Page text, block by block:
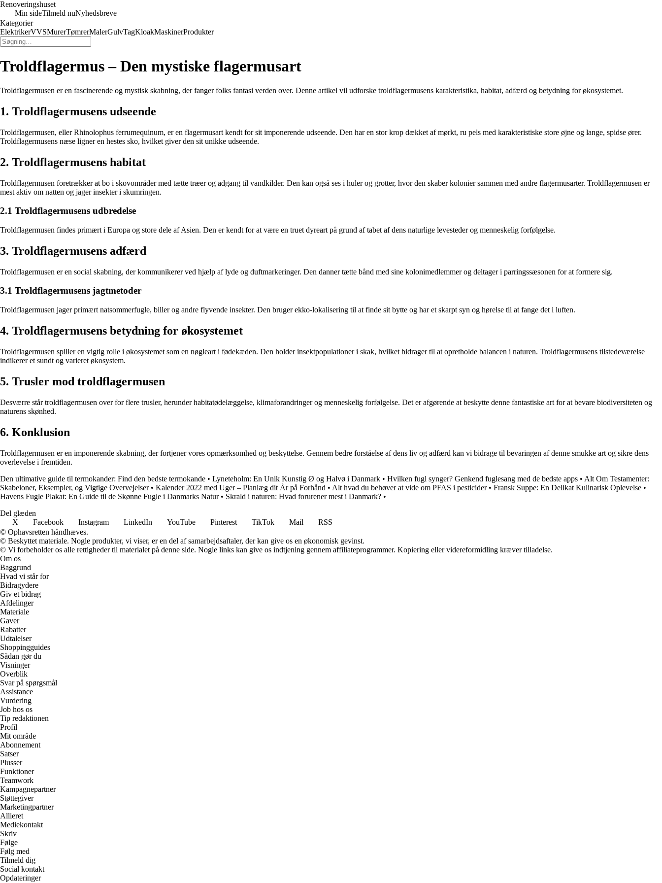
Renoveringshuset
Min sideTilmeld nuNyhedsbreve
Kategorier
ElektrikerVVSMurerTømrerMalerGulvTagKloakMaskinerProdukter
Troldflagermus – Den mystiske flagermusart
Troldflagermusen er en fascinerende og mystisk skabning, der fanger folks fantasi verden over. Denne artikel vil udforske troldflagermusens karakteristika, habitat, adfærd og betydning for økosystemet.
1. Troldflagermusens udseende
Troldflagermusen, eller Rhinolophus ferrumequinum, er en flagermusart kendt for sit imponerende udseende. Den har en stor krop dækket af mørkt, ru pels med karakteristiske store øjne og lange, spidse ører.
Troldflagermusens næse ligner en hestes sko, hvilket giver den sit unikke udseende.
2. Troldflagermusens habitat
Troldflagermusen foretrækker at bo i skovområder med tætte træer og adgang til vandkilder. Den kan også ses i huler og grotter, hvor den skaber kolonier sammen med andre flagermusarter. Troldflagermusen er
mest aktiv om natten og jager insekter i skumringen.
2.1 Troldflagermusens udbredelse
Troldflagermusen findes primært i Europa og store dele af Asien. Den er kendt for at være en truet dyreart på grund af tabet af dens naturlige levesteder og menneskelig forfølgelse.
3. Troldflagermusens adfærd
Troldflagermusen er en social skabning, der kommunikerer ved hjælp af lyde og duftmarkeringer. Den danner tætte bånd med sine kolonimedlemmer og deltager i parringssæsonen for at formere sig.
3.1 Troldflagermusens jagtmetoder
Troldflagermusen jager primært natsommerfugle, biller og andre flyvende insekter. Den bruger ekko-lokalisering til at finde sit bytte og har et skarpt syn og hørelse til at fange det i luften.
4. Troldflagermusens betydning for økosystemet
Troldflagermusen spiller en vigtig rolle i økosystemet som en nøgleart i fødekæden. Den holder insektpopulationer i skak, hvilket bidrager til at opretholde balancen i naturen. Troldflagermusens tilstedeværelse
indikerer et sundt og varieret økosystem.
5. Trusler mod troldflagermusen
Desværre står troldflagermusen over for flere trusler, herunder habitatødelæggelse, klimaforandringer og menneskelig forfølgelse. Det er afgørende at beskytte denne fantastiske art for at bevare biodiversiteten og
naturens skønhed.
6. Konklusion
Troldflagermusen er en imponerende skabning, der fortjener vores opmærksomhed og beskyttelse. Gennem bedre forståelse af dens liv og adfærd kan vi bidrage til bevaringen af denne smukke art og sikre dens
overlevelse i fremtiden.
Den ultimative guide til termokander: Find den bedste termokande • Lyneteholm: En Unik Kunstig Ø og Halvø i Danmark • Hvilken fugl synger? Genkend fuglesang med de bedste apps • Alt Om Testamenter:
Skabeloner, Eksempler, og Vigtige Overvejelser• Kalender 2022 med Uger – Planlæg dit År på Forhånd • Alt hvad du behøver at vide om PFAS i pesticider• Fransk Suppe: En Delikat Kulinarisk Oplevelse •
Havens Fugle Plakat: En Guide til de Skønne Fugle i Danmarks Natur• Skrald i naturen: Hvad forurener mest i Danmark? •
Del glæden
X
Facebook Instagram LinkedIn YouTube Pinterest TikTok Mail
RSS
© Ophavsretten håndhæves.
© Beskyttet materiale. Nogle produkter, vi viser, er en del af samarbejdsaftaler, der kan give os en økonomisk gevinst.
© Vi forbeholder os alle rettigheder til materialet på denne side. Nogle links kan give os indtjening gennem affiliateprogrammer. Kopiering eller videreformidling kræver tilladelse.
Om os
Baggrund
Hvad vi står for
Bidragydere
Giv et bidrag
Afdelinger
Materiale
Gaver
Rabatter
Udtalelser
Shoppingguides
Sådan gør du
Visninger
Overblik
Svar på spørgsmål
Assistance
Vurdering
Job hos os
Tip redaktionen
Profil
Mit område
Abonnement
Satser
Plusser
Funktioner
Teamwork
Kampagnepartner
Støttegiver
Marketingpartner
Allieret
Mediekontakt
Skriv
Følge
Følg med
Tilmeld dig
Social kontakt
Opdateringer